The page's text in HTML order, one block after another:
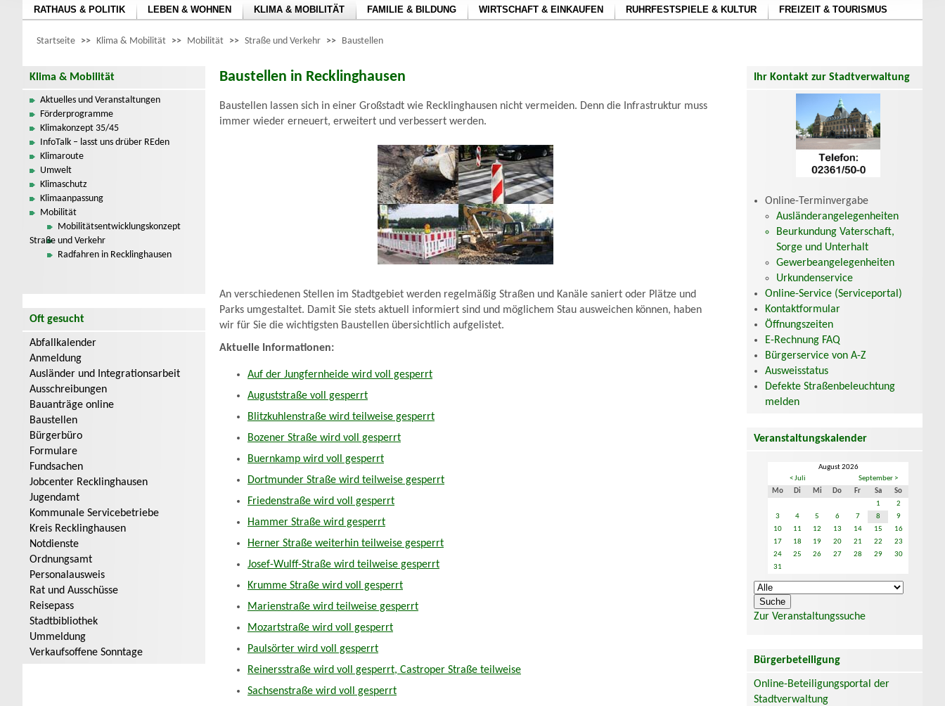
RATHAUS & POLITIK LEBEN & WOHNEN KLIMA & MOBILITÄT FAMILIE & BILDUNG WIRTSCHAFT & EINKAUFEN RUHRFESTSPIELE & KULTUR FREIZEIT & TOURISMUS
Startseite >> Klima & Mobilität >> Mobilität >> Straße und Verkehr >> Baustellen
Klima & Mobilität
Aktuelles und Veranstaltungen
Förderprogramme
Klimakonzept 35/45
InfoTalk – lasst uns drüber REden
Klimaroute
Umwelt
Klimaschutz
Klimaanpassung
Mobilität
Mobilitätsentwicklungskonzept
Straße und Verkehr
Radfahren in Recklinghausen
Oft gesucht
Abfallkalender
Anmeldung
Ausländer und Integrationsarbeit
Ausschreibungen
Bauanträge online
Baustellen
Bürgerbüro
Formulare
Fundsachen
Jobcenter Recklinghausen
Jugendamt
Kommunale Servicebetriebe
Kreis Recklinghausen
Notdienste
Ordnungsamt
Personalausweis
Rat und Ausschüsse
Reisepass
Stadtbibliothek
Ummeldung
Verkaufsoffene Sonntage
Baustellen in Recklinghausen
Baustellen lassen sich in einer Großstadt wie Recklinghausen nicht vermeiden. Denn die Infrastruktur muss
immer wieder erneuert, erweitert und verbessert werden.
An verschiedenen Stellen im Stadtgebiet werden regelmäßig Straßen und Kanäle saniert oder Plätze und
Parks umgestaltet. Damit Sie stets aktuell informiert sind und möglichem Stau ausweichen können, haben
wir für Sie die wichtigsten Baustellen übersichtlich aufgelistet.
Aktuelle Informationen:
Auf der Jungfernheide wird voll gesperrt
Auguststraße voll gesperrt
Blitzkuhlenstraße wird teilweise gesperrt
Bozener Straße wird voll gesperrt
Buernkamp wird voll gesperrt
Dortmunder Straße wird teilweise gesperrt
Friedenstraße wird voll gesperrt
Hammer Straße wird gesperrt
Herner Straße weiterhin teilweise gesperrt
Josef-Wulff-Straße wird teilweise gesperrt
Krumme Straße wird voll gesperrt
Marienstraße wird teilweise gesperrt
Mozartstraße wird voll gesperrt
Paulsörter wird voll gesperrt
Reinersstraße wird voll gesperrt, Castroper Straße teilweise
Sachsenstraße wird voll gesperrt
Ihr Kontakt zur Stadtverwaltung
Online-Terminvergabe
Ausländerangelegenheiten
Beurkundung Vaterschaft,
Sorge und Unterhalt
Gewerbeangelegenheiten
Urkundenservice
Online-Service (Serviceportal)
Kontaktformular
Öffnungszeiten
E-Rechnung FAQ
Bürgerservice von A-Z
Ausweisstatus
Defekte Straßenbeleuchtung
melden
Veranstaltungskalender
August 2026
< Juli
September >
Mo
Di Mi Do Fr Sa
So
1
2
3
4 5 6 7 8
9
10
11 12 13 14 15
16
17
18 19 20 21 22
23
24
25 26 27 28 29
30
31
Zur Veranstaltungssuche
Bürgerbeteiligung
Online-Beteiligungsportal der
Stadtverwaltung